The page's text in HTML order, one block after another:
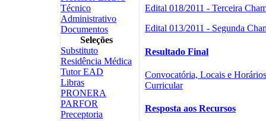
Técnico
Administrativo
Documentos
Seleções
Substituto
Residência Médica
Tutor EAD
Libras
PRONERA
PARFOR
Preceptoria
Edital 018/2011 - Terceira
Edital 013/2011 - Segunda
Resultado Final
Convocatória, Locais e
Curricular
Resposta aos Recursos